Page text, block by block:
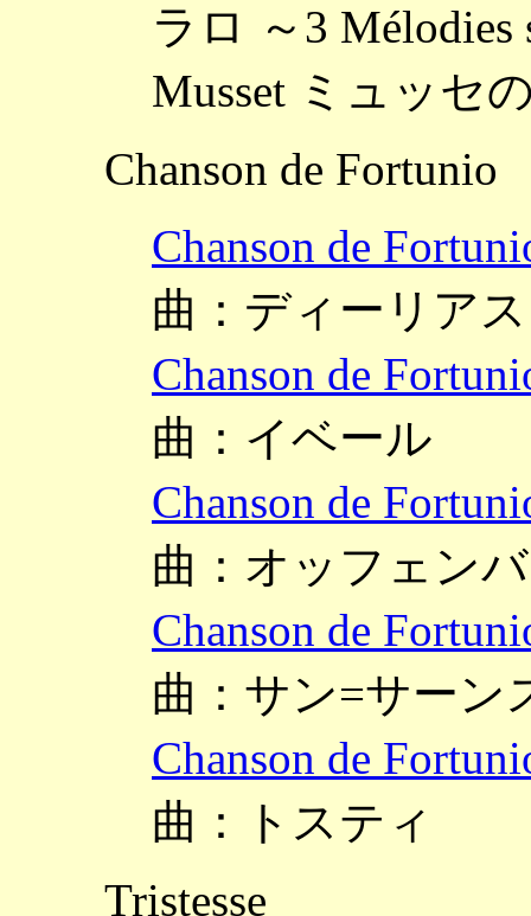
ラロ ～3 Mélodies
Musset ミュッセ
Chanson de Fortunio
Chanson de
曲：ディーリアス
Chanson de
曲：イベール
Chanson de
曲：オッフェン
Chanson de
曲：サン=サーン
Chanson de
曲：トスティ
Tristesse